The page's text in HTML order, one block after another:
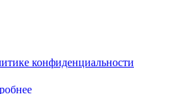
конфиденциальности